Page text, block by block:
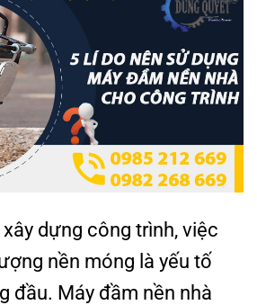
dựng công trình, việc
nền móng là yếu tố
đầu. Máy đầm nền nhà